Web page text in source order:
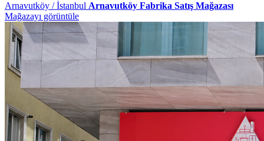
Arnavutköy / İstanbul Arnavutköy Fabrika Satış Mağazası
Mağazayı görüntüle